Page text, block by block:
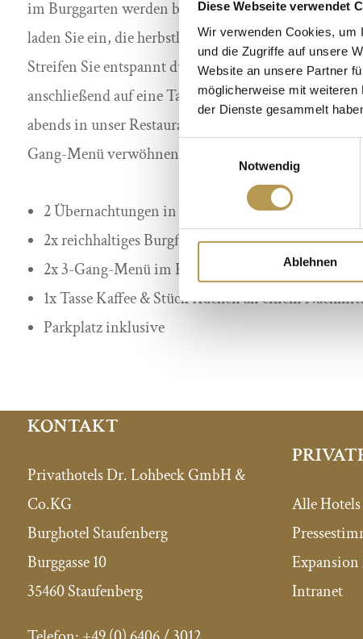
Diese Webseite verwendet
Wir verwenden Cookies, um
und die Zugriffe auf unsere
Website an unsere Partner
möglicherweise mit
der Dienste gesammelt
Notwendig
Ablehnen
im Burggarten werden bunt und lassen langsam ihr
laden Sie ein, die herbstlichen Tage auf Burg
Streifen Sie entspannt durch den Burgwald der
anschließend auf eine Tasse Kaffee und ein
abends in unser Restaurant „Ritterkeller“ ein und
Gang-Menü verwöhnen.
2 Übernachtungen in der gewünschten
2x reichhaltiges Burgfrühstück
2x 3-Gang-Menü im Restaurant „Ritterkeller“ an
1x Tasse Kaffee & Stück Kuchen an einem
Parkplatz inklusive
KONTAKT
Privathotels Dr. Lohbeck GmbH &
Co.KG
Burghotel Staufenberg
Burggasse 10
35460 Staufenberg
Alle
Intranet